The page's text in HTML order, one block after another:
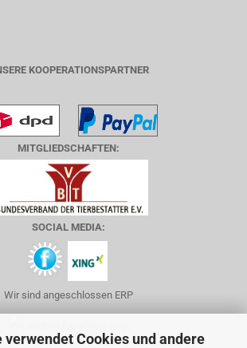
verwendet Cookies und andere
KOOPERATIONSPARTNER
MITGLIEDSCHAFTEN:
SOCIAL MEDIA:
Wir sind angeschlossen ERP